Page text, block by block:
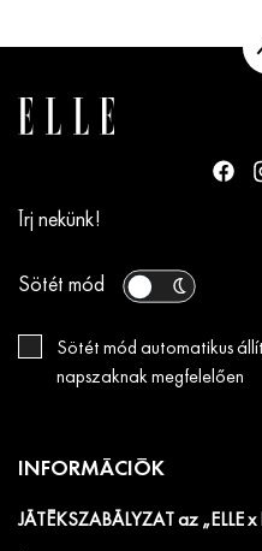
Írj nekünk!
Sötét mód
Sötét mód automatikus
napszaknak megfelelően
INFORMÁCIÓK
JÁTÉKSZABÁLYZAT az „ELLE